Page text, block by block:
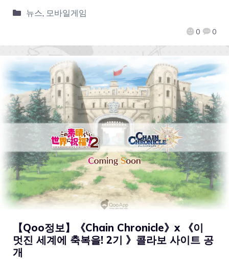
0 0
뉴스, 모바일게임
【Qoo정보】《Chain Chronicle》x 《이
멋진 세계에 축복을! 2기 》콜라보 사이트 공
개